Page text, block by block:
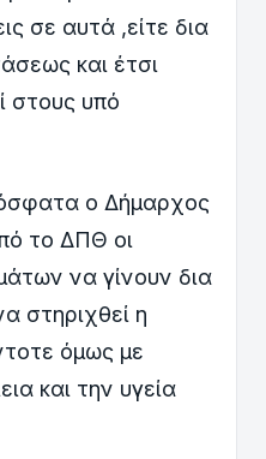
σε αυτά ,είτε δια
και έτσι
στους υπό
ο Δήμαρχος
το ΔΠΘ οι
να γίνουν δια
στηριχθεί η
όμως με
και την υγεία